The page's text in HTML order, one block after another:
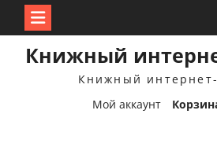
Книжный
Книжный
Мой аккаунт